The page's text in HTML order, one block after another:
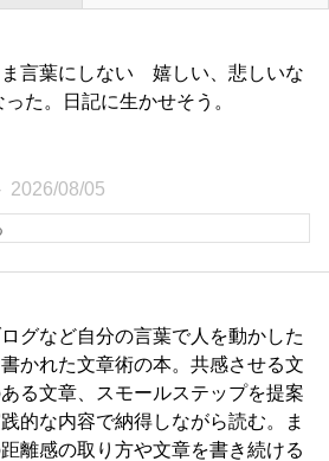
言葉にしない 嬉しい、悲しいな
た。日記に生かせそう。
2026/08/05
グなど自分の言葉で人を動かした
かれた文章術の本。共感させる文
る文章、スモールステップを提案
的な内容で納得しながら読む。ま
離感の取り方や文章を書き続ける